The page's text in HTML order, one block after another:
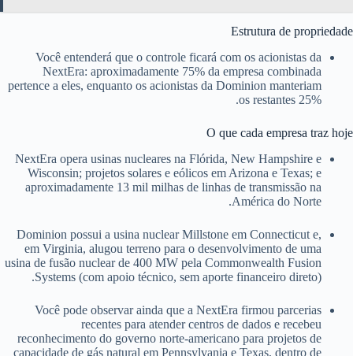
Estrutura de propriedade
Você entenderá que o controle ficará com os acionistas da
NextEra: aproximadamente 75% da empresa combinada
pertence a eles, enquanto os acionistas da Dominion manteriam
os restantes 25%.
O que cada empresa traz hoje
NextEra opera usinas nucleares na Flórida, New Hampshire e
Wisconsin; projetos solares e eólicos em Arizona e Texas; e
aproximadamente 13 mil milhas de linhas de transmissão na
América do Norte.
Dominion possui a usina nuclear Millstone em Connecticut e,
em Virginia, alugou terreno para o desenvolvimento de uma
usina de fusão nuclear de 400 MW pela Commonwealth Fusion
Systems (com apoio técnico, sem aporte financeiro direto).
Você pode observar ainda que a NextEra firmou parcerias
recentes para atender centros de dados e recebeu
reconhecimento do governo norte-americano para projetos de
capacidade de gás natural em Pennsylvania e Texas, dentro de